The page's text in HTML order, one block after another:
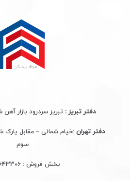
دفتر تبریز : تبریز سردرود بازار
دفتر تهران :خیام شمالی – مقابل پارک
سوم
بخش فروش :